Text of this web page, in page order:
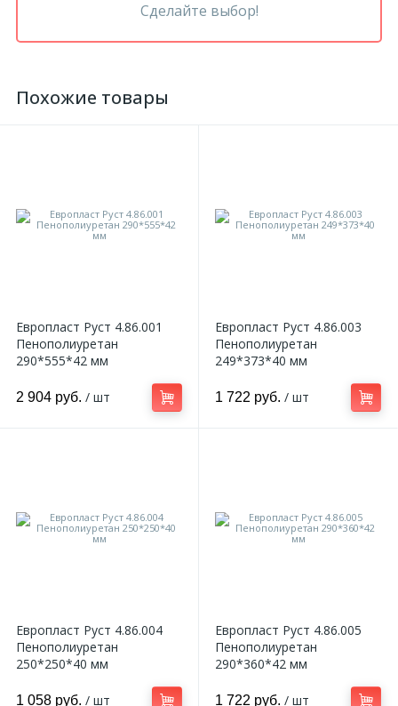
Сделайте выбор!
Похожие товары
Европласт Руст 4.86.001
Пенополиуретан
290*555*42 мм
2 904 руб. / шт
Европласт Руст 4.86.003
Пенополиуретан
249*373*40 мм
1 722 руб. / шт
Европласт Руст 4.86.004
Пенополиуретан
250*250*40 мм
1 058 руб. / шт
Европласт Руст 4.86.005
Пенополиуретан
290*360*42 мм
1 722 руб. / шт